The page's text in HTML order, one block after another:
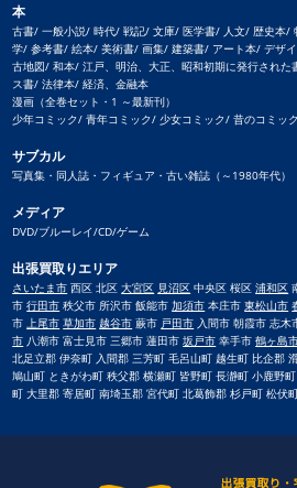
本
古書/ 一般小説/ 時代/ 戦記/ 文庫/ 医学書/ 人文/ 歴史本/
学/ 参考書/ 絵本/ 美術書/ 画集/ 建築書/ アート本/ デザ
古地図/ 和本/ 江戸、明治、大正、昭和初期に発行され
ス書/ 法律本/ 経済、金融本
漫画（全巻セット・1 ～最新刊）
少年コミック/ 青年コミック/ 少女コミック/ 昔のコミック
サブカル
写真集・同人誌・フィギュア・古い雑誌（～1980年代）
メディア
DVD/ブルーレイ/CD/ゲーム
出張買取りエリア
さいたま市 西区 北区大宮区 見沼区 中央区 桜区浦和区
市行田市 秩父市 所沢市 飯能市加須市 本庄市東松山市
市 上尾市 草加市 越谷市 蕨市 戸田市 入間市 朝霞市 志
市 八潮市 富士見市 三郷市 蓮田市坂戸市 幸手市鶴ヶ島
北足立郡 伊奈町 入間郡 三芳町 毛呂山町 越生町 比企郡
鳩山町 ときがわ町 秩父郡 横瀬町 皆野町 長瀞町 小鹿野
町 大里郡 寄居町 南埼玉郡 宮代町 北葛飾郡 杉戸町 松伏